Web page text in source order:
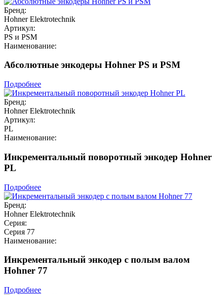
Бренд:
Hohner Elektrotechnik
Артикул:
PS и PSM
Наименование:
Абсолютные энкодеры Hohner PS и PSM
Подробнее
Бренд:
Hohner Elektrotechnik
Артикул:
PL
Наименование:
Инкрементальный поворотный энкодер Hohner
PL
Подробнее
Бренд:
Hohner Elektrotechnik
Серия:
Серия 77
Наименование:
Инкрементальный энкодер с полым валом
Hohner 77
Подробнее